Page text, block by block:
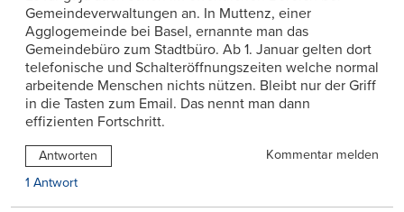
Gemeindeverwaltungen an. In Muttenz, einer
Agglogemeinde bei Basel, ernannte man das
Gemeindebüro zum Stadtbüro. Ab 1. Januar gelten dort
telefonische und Schalteröffnungszeiten welche normal
arbeitende Menschen nichts nützen. Bleibt nur der Griff
in die Tasten zum Email. Das nennt man dann
effizienten Fortschritt.
Antworten
Kommentar melden
1 Antwort